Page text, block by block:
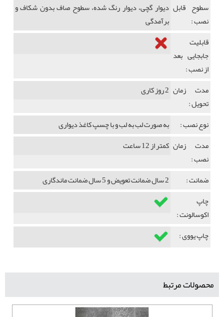
سطوح قابل
نصب :
دیوار گچی، دیوار رنگ شده، سطوح صاف بدون شکاف و
برآمدگی
قابلیت
جابجایی بعد
از نصب :
مدت زمان
تحویل :
2 روز کاری
نوع نصب :
به صورت لب به لب و با چسپ کاغذ دیواری
مدت زمان
نصب :
کمتر از 12 ساعت
ضمانت :
2 سال ضمانت تعویض و 5 سال ضمانت ماندگاری
چاپ
اکوسالونت :
چاپ یووی :
محصولات مرتبط